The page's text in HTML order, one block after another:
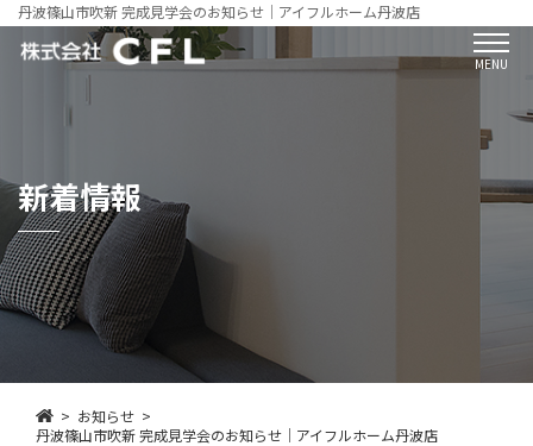
丹波篠山市吹新 完成見学会のお知らせ｜アイフルホーム丹波店
MENU
新着情報
お知らせ
丹波篠山市吹新 完成見学会のお知らせ｜アイフルホーム丹波店